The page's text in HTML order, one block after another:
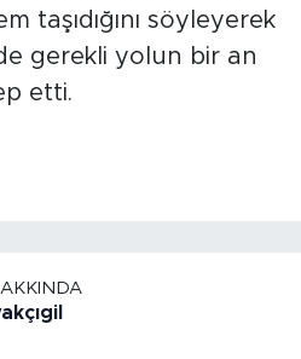
taşıdığını söyleyerek
gerekli yolun bir an
etti.